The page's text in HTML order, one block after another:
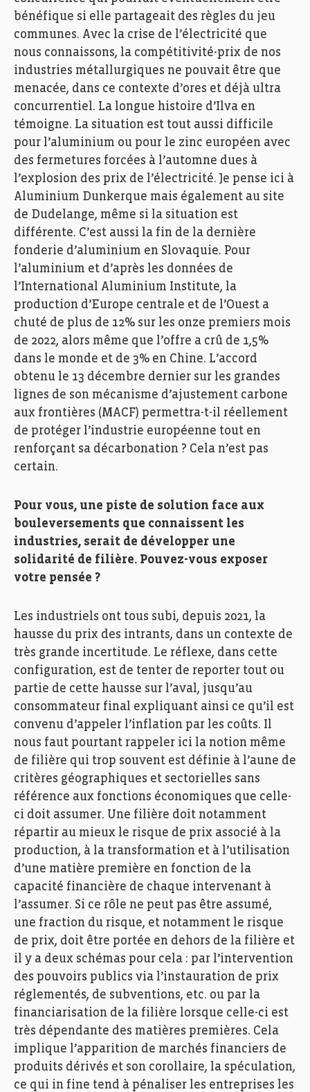
bénéfique si elle partageait des règles du jeu
communes. Avec la crise de l’électricité que
nous connaissons, la compétitivité-prix de nos
industries métallurgiques ne pouvait être que
menacée, dans ce contexte d’ores et déjà ultra
concurrentiel. La longue histoire d’Ilva en
témoigne. La situation est tout aussi difficile
pour l’aluminium ou pour le zinc européen avec
des fermetures forcées à l’automne dues à
l’explosion des prix de l’électricité. Je pense ici à
Aluminium Dunkerque mais également au site
de Dudelange, même si la situation est
différente. C’est aussi la fin de la dernière
fonderie d’aluminium en Slovaquie. Pour
l’aluminium et d’après les données de
l’International Aluminium Institute, la
production d’Europe centrale et de l’Ouest a
chuté de plus de 12% sur les onze premiers mois
de 2022, alors même que l’offre a crû de 1,5%
dans le monde et de 3% en Chine. L’accord
obtenu le 13 décembre dernier sur les grandes
lignes de son mécanisme d’ajustement carbone
aux frontières (MACF) permettra-t-il réellement
de protéger l’industrie européenne tout en
renforçant sa décarbonation ? Cela n’est pas
certain.
Pour vous, une piste de solution face aux
bouleversements que connaissent les
industries, serait de développer une
solidarité de filière. Pouvez-vous exposer
votre pensée ?
Les industriels ont tous subi, depuis 2021, la
hausse du prix des intrants, dans un contexte de
très grande incertitude. Le réflexe, dans cette
configuration, est de tenter de reporter tout ou
partie de cette hausse sur l’aval, jusqu’au
consommateur final expliquant ainsi ce qu’il est
convenu d’appeler l’inflation par les coûts. Il
nous faut pourtant rappeler ici la notion même
de filière qui trop souvent est définie à l’aune de
critères géographiques et sectorielles sans
référence aux fonctions économiques que celle-
ci doit assumer. Une filière doit notamment
répartir au mieux le risque de prix associé à la
production, à la transformation et à l’utilisation
d’une matière première en fonction de la
capacité financière de chaque intervenant à
l’assumer. Si ce rôle ne peut pas être assumé,
une fraction du risque, et notamment le risque
de prix, doit être portée en dehors de la filière et
il y a deux schémas pour cela : par l’intervention
des pouvoirs publics via l’instauration de prix
réglementés, de subventions, etc. ou par la
financiarisation de la filière lorsque celle-ci est
très dépendante des matières premières. Cela
implique l’apparition de marchés financiers de
produits dérivés et son corollaire, la spéculation,
ce qui in fine tend à pénaliser les entreprises les